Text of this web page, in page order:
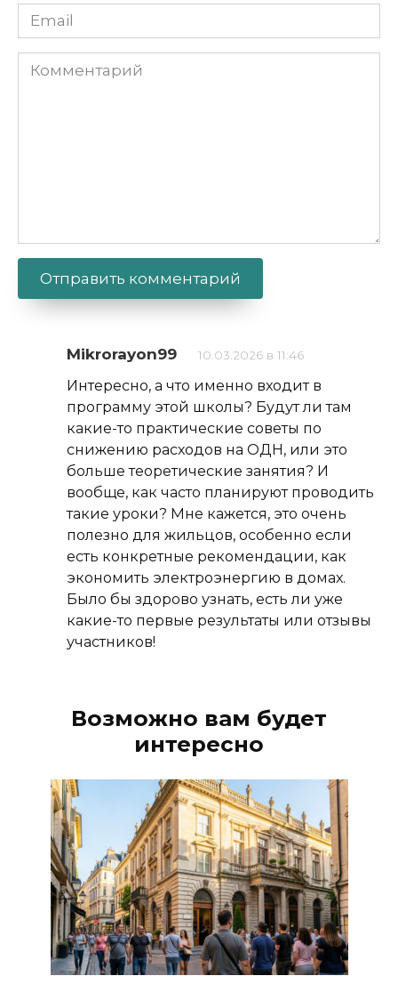
Email
Комментарий
Mikrorayon99
10.03.2026 в 11:46
Интересно, а что именно входит в
программу этой школы? Будут ли там
какие-то практические советы по
снижению расходов на ОДН, или это
больше теоретические занятия? И
вообще, как часто планируют проводить
такие уроки? Мне кажется, это очень
полезно для жильцов, особенно если
есть конкретные рекомендации, как
экономить электроэнергию в домах.
Было бы здорово узнать, есть ли уже
какие-то первые результаты или отзывы
участников!
Возможно вам будет
интересно